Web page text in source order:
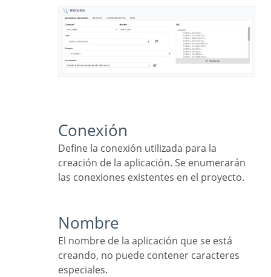
Conexión
Define la conexión utilizada para la
creación de la aplicación. Se enumerarán
las conexiones existentes en el proyecto.
Nombre
El nombre de la aplicación que se está
creando, no puede contener caracteres
especiales.